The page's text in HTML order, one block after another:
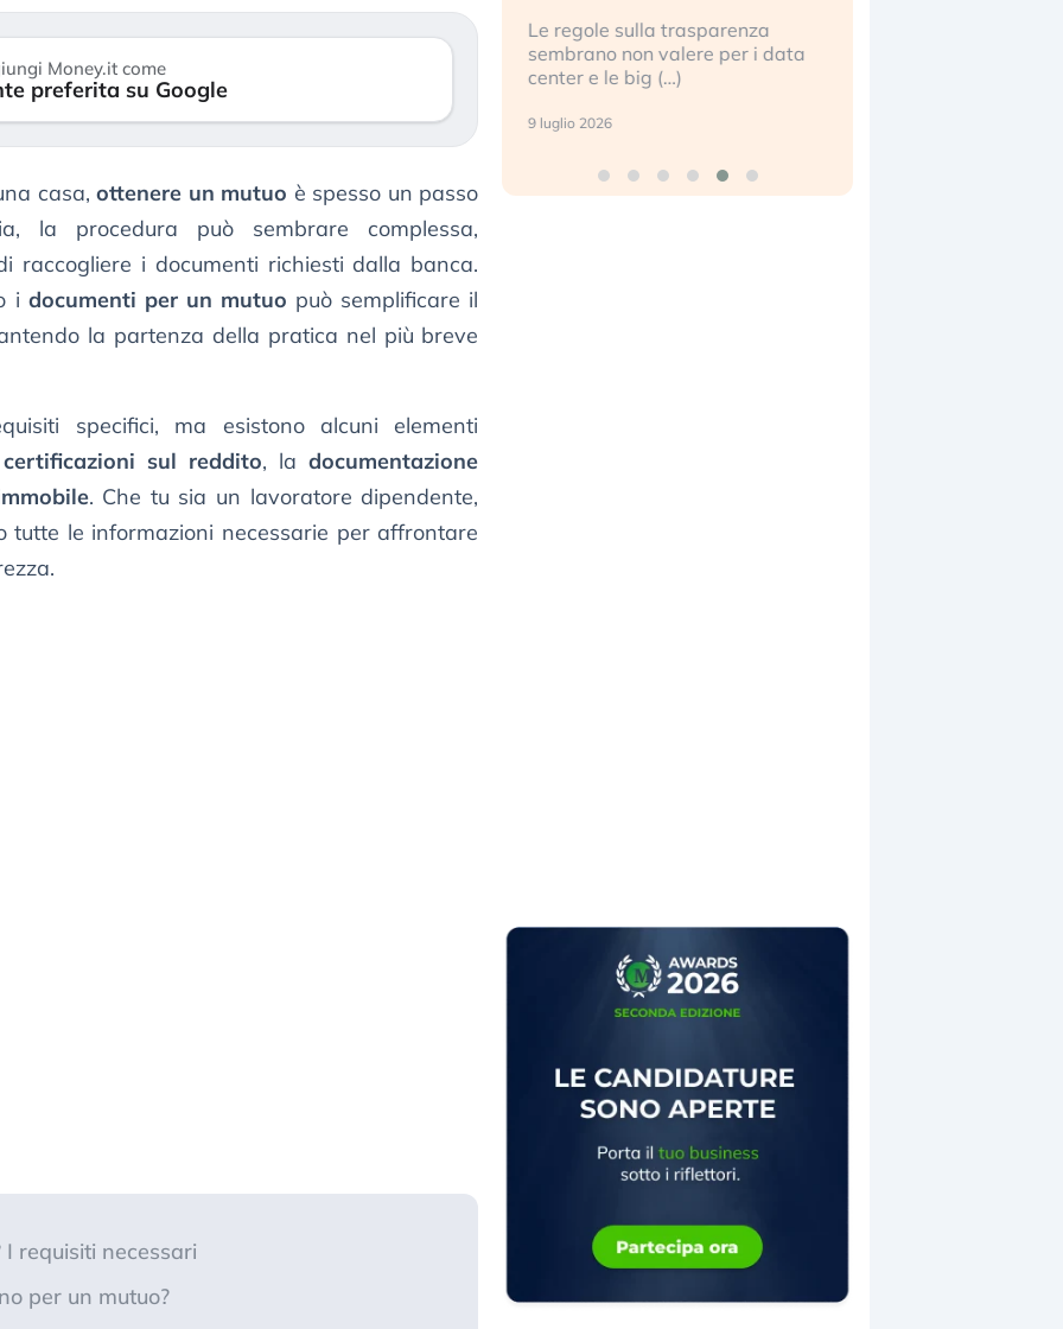
Money.it come
preferita su Google
casa,ottenere un mutuo è spesso un passo
la procedura può sembrare complessa,
raccogliere i documenti richiesti dalla banca.
i documenti per un mutuo può semplificare il
la partenza della pratica nel più breve
specifici, ma esistono alcuni elementi
certificazioni sul reddito, ladocumentazione
. Che tu sia un lavoratore dipendente,
tutte le informazioni necessarie per affrontare
requisiti necessari
per un mutuo?
ignorare il rischio geopolitico: il (…)
17 luglio 2026
Le regole sulla trasparenza
sembrano non valere per i data
center e le big (…)
9 luglio 2026